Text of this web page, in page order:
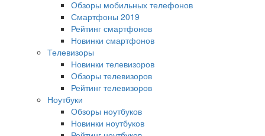
Обзоры мобильных телефонов
Смартфоны 2019
Рейтинг смартфонов
Новинки смартфонов
Телевизоры
Новинки телевизоров
Обзоры телевизоров
Рейтинг телевизоров
Ноутбуки
Обзоры ноутбуков
Новинки ноутбуков